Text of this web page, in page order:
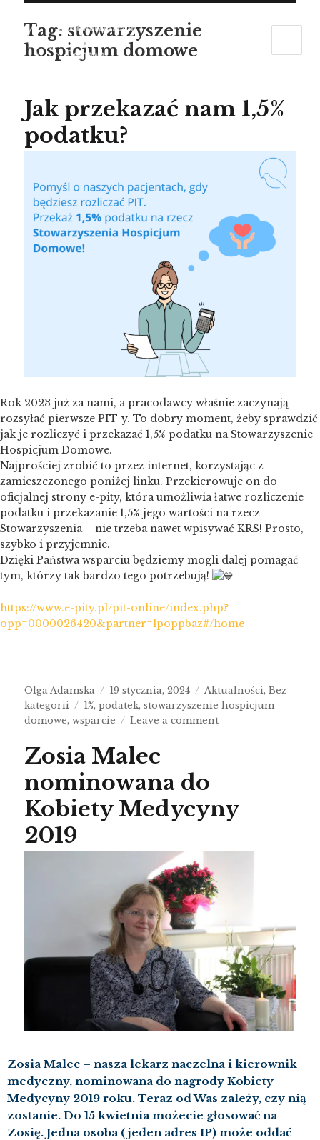
Tag: stowarzyszenie
hospicjum domowe
Jak przekazać nam 1,5%
podatku?
Rok 2023 już za nami, a pracodawcy właśnie zaczynają
rozsyłać pierwsze PIT-y. To dobry moment, żeby sprawdzić
jak je rozliczyć i przekazać 1,5% podatku na Stowarzyszenie
Hospicjum Domowe.
Najprościej zrobić to przez internet, korzystając z
zamieszczonego poniżej linku. Przekierowuje on do
oficjalnej strony e-pity, która umożliwia łatwe rozliczenie
podatku i przekazanie 1,5% jego wartości na rzecz
Stowarzyszenia – nie trzeba nawet wpisywać KRS! Prosto,
szybko i przyjemnie.
Dzięki Państwa wsparciu będziemy mogli dalej pomagać
tym, którzy tak bardzo tego potrzebują!
https://www.e-pity.pl/pit-online/index.php?
opp=0000026420&partner=lpoppbaz#/home
Olga Adamska 19 stycznia, 2024 Aktualności,Bez
kategorii
1%,podatek,stowarzyszenie hospicjum
domowe,wsparcie Leave a comment
Zosia Malec
nominowana do
Kobiety Medycyny
2019
Zosia Malec – nasza lekarz naczelna i kierownik
medyczny, nominowana do nagrody Kobiety
Medycyny 2019 roku. Teraz od Was zależy, czy nią
zostanie. Do 15 kwietnia możecie głosować na
Zosię. Jedna osoba (jeden adres IP) może oddać